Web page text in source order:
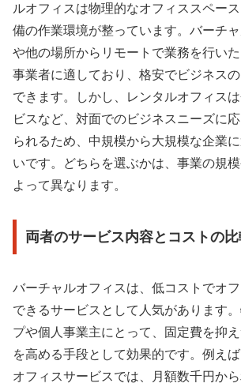
ルオフィスは物理的なオフィススペー
備の作業環境が整っています。バーチ
や他の場所からリモートで業務を行い
事業者に適しており、格安でビジネス
できます。しかし、レンタルオフィス
ビスなど、対面でのビジネスニーズに
られるため、中規模から大規模な企業
いです。どちらを選ぶかは、事業の規
よって異なります。
両者のサービス内容とコストの
バーチャルオフィスは、低コストでオ
できるサービスとして人気があります
プや個人事業主にとって、固定費を抑
を高める手段として効果的です。例え
オフィスサービスでは、月額数千円か